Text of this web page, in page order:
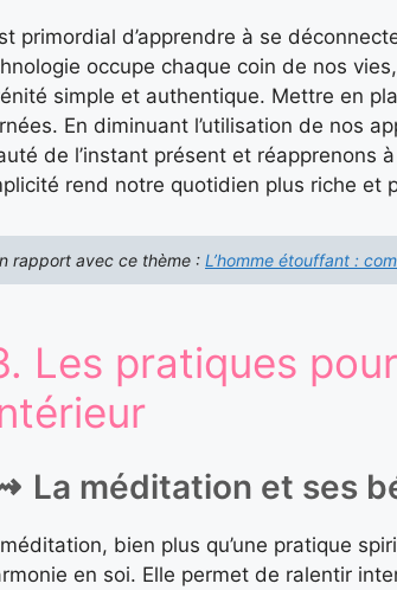
primordial d’apprendre à se
occupe chaque coin de nos
simple et authentique. Mettre en
En diminuant l’utilisation de nos
de l’instant présent et réapprenons
rend notre quotidien plus riche et
rapport avec ce thème : L’homme étouffant :
Les pratiques
La méditation et ses
bien plus qu’une pratique
en soi. Elle permet de ralentir